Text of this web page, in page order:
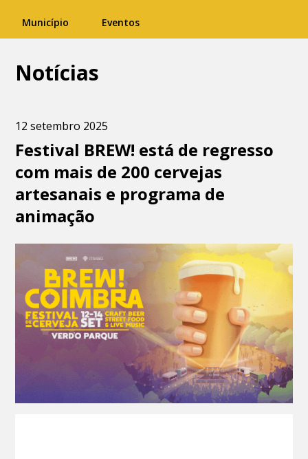
Município Eventos
Notícias
12 setembro 2025
Festival BREW! está de regresso
com mais de 200 cervejas
artesanais e programa de
animação